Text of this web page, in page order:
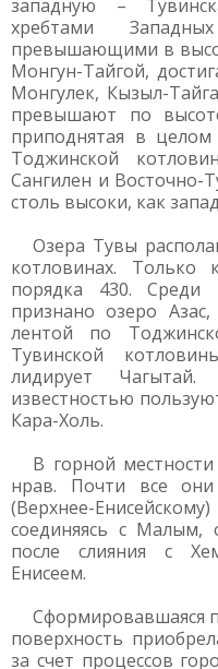
западную –
хребтами
превышающими в
Монгун-Тайгой,
Монгулек, Кызыл-
превышают по
приподнятая в целом
Тоджинской
Сангилен и Восточно-
столь высоки, как
Озера Тувы
котловинах. Только
порядка 430.
признано озеро
лентой по
Тувинской
лидирует
известностью
Кара-Холь.
В горной
нрав. Почти все они
(Верхнее-
соединяясь с Малым,
после слияния с
Енисеем.
Сформировавшаяся
поверхность
за счет процессов